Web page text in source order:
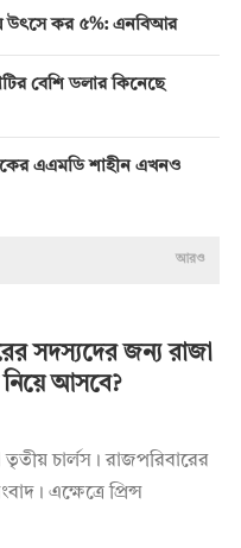
উৎসে কর ৫%: এনবিআর
বেশি ডলার কিনেছে
এএমডি শাহীন এখনও
আরও
সদস্যদের জন্য রাজা
নিয়ে আসবে?
তৃতীয় চার্লস। রাজপরিবারের
এক্ষেত্রে প্রিন্স